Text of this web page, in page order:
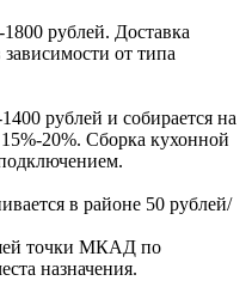
1800 рублей. Доcтавка
завиcимоcти от типа
рублей и собирается на
15%-20%. Сборка кухонной
в районе 50 рублей/
точки МКАД по
назначения.